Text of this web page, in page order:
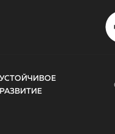
УСТОЙЧИВОЕ
РАЗВИТИЕ